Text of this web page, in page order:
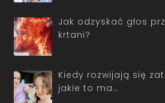
Jak odzyskać głos
krtani?
Kiedy rozwijają się
jakie to ma…